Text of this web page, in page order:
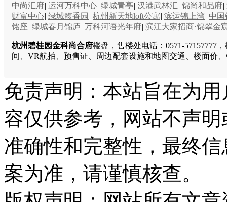
中尚汇府| 运河万科中心| 绿城青亭| 汉港武林汇| 锦尚和品府|
财富中心| 绿城馥香园 | 杭州新天地loft公寓| 滨运锦上湾| 中国
铭座| 绿城春月锦庐| 万科河语光年府| 滨江大家招商·锦翠金
杭州碧桂园金科尚合府楼盘，售楼处电话：0571-57157777
间、VR航拍、预售证、周边配套设施和地图交通、楼面价
免责声明：本站旨在为
容仅供参考，网站不声
准确性和完整性，最终
案为准，请谨慎核查。